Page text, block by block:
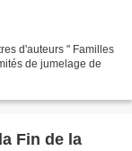
d'auteurs " Familles
de jumelage de
Fin de la